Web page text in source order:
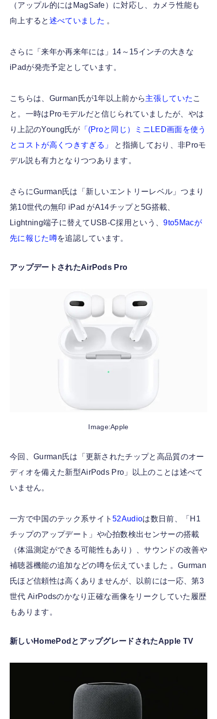
（アップル的にはMagSafe）に対応し、カメラ性能も
向上すると 述べていました 。
さらに「来年か再来年には」14～15インチの大きな
iPadが発売予定としています。
こちらは、Gurman氏が1年以上前から主張していた こ
と。一時はProモデルだと信じられていましたが、やは
り上記のYoung氏が 「(Proと同じ）ミニLED画面を使う
とコストが高くつきすぎる」 と指摘しており、非Proモ
デル説も有力となりつつあります。
さらにGurman氏は「新しいエントリーレベル」つまり
第10世代の無印 iPad がA14チップと5G搭載、
Lightning端子に替えてUSB-C採用という、9to5Macが
先に報じた噂を追認しています。
アップデートされたAirPods Pro
Image:Apple
今回、Gurman氏は「更新されたチップと高品質のオー
ディオを備えた新型AirPods Pro」以上のことは述べて
いません。
一方で中国のテック系サイト52Audioは数日前、「H1
チップのアップデート」や心拍数検出センサーの搭載
（体温測定ができる可能性もあり）、サウンドの改善や
補聴器機能の追加などの噂を伝えていました 。Gurman
氏ほど信頼性は高くありませんが、以前には一応、第3
世代 AirPodsのかなり正確な画像をリークしていた履歴
もあります。
新しいHomePodとアップグレードされたApple TV